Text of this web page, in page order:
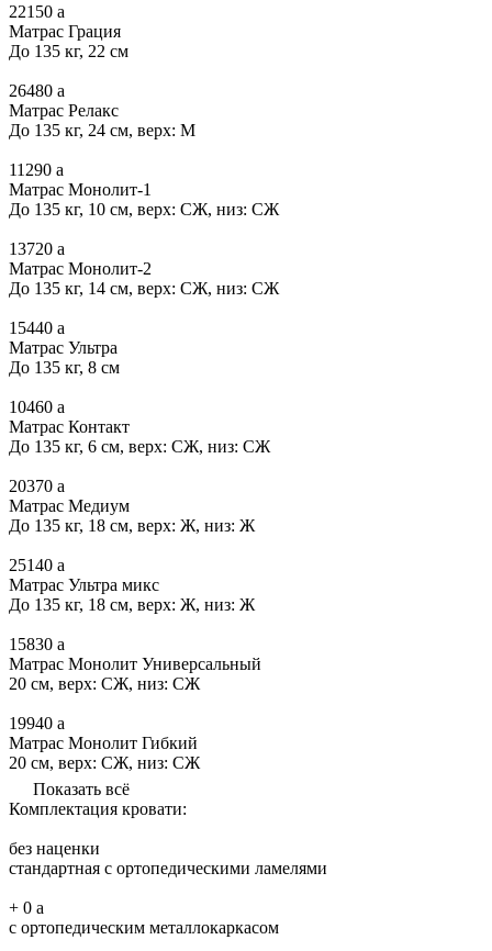
22150 a
Матрас Грация
До 135 кг, 22 см
26480 a
Матрас Релакс
До 135 кг, 24 см, верх: М
11290 a
Матрас Монолит-1
До 135 кг, 10 см, верх: СЖ, низ: СЖ
13720 a
Матрас Монолит-2
До 135 кг, 14 см, верх: СЖ, низ: СЖ
15440 a
Матрас Ультра
До 135 кг, 8 см
10460 a
Матрас Контакт
До 135 кг, 6 см, верх: СЖ, низ: СЖ
20370 a
Матрас Медиум
До 135 кг, 18 см, верх: Ж, низ: Ж
25140 a
Матрас Ультра микс
До 135 кг, 18 см, верх: Ж, низ: Ж
15830 a
Матрас Монолит Универсальный
20 см, верх: СЖ, низ: СЖ
19940 a
Матрас Монолит Гибкий
20 см, верх: СЖ, низ: СЖ
Показать всё
Комплектация кровати:
без наценки
стандартная с ортопедическими ламелями
+ 0 a
с ортопедическим металлокаркасом